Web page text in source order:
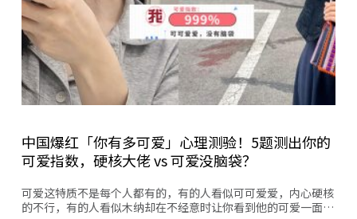
中国爆红「你有多可爱」心理测验！5题测出你的
可爱指数，硬核大佬 vs 可爱没脑袋？
可爱这特质不是每个人都有的，有的人看似可可爱爱，内心硬核
的不行，有的人看似木纳却在不经意时让你看到他的可爱一面…